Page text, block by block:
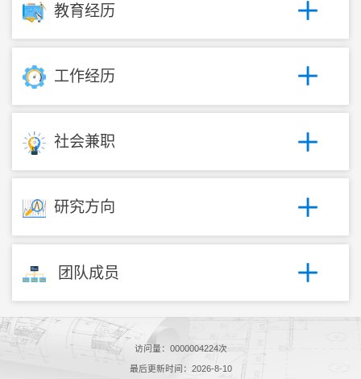
教育经历
工作经历
社会兼职
研究方向
团队成员
访问量： 0000004224次
最后更新时间： 2026-8-10